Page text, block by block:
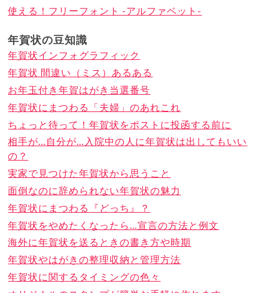
使える！フリーフォント -アルファベット-
年賀状の豆知識
年賀状インフォグラフィック
年賀状 間違い（ミス）あるある
お年玉付き年賀はがき当選番号
年賀状にまつわる「夫婦」のあれこれ
ちょっと待って！年賀状をポストに投函する前に
相手が…自分が…入院中の人に年賀状は出してもいい
の？
実家で見つけた年賀状から思うこと
面倒なのに辞められない年賀状の魅力
年賀状にまつわる『どっち』？
年賀状をやめたくなったら…宣言の方法と例文
海外に年賀状を送るときの書き方や時期
年賀状やはがきの整理収納と管理方法
年賀状に関するタイミングの色々